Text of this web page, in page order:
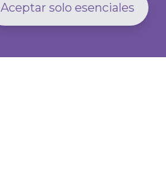
Aceptar solo esenciales